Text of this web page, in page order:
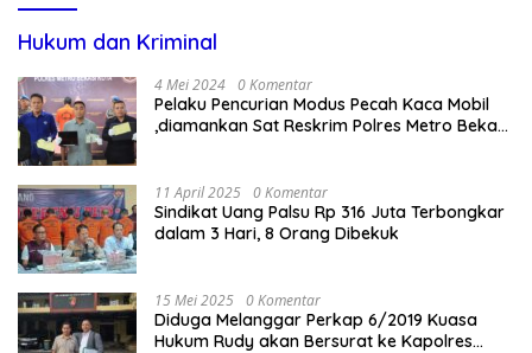
Hukum dan Kriminal
4 Mei 2024 0 Komentar
Pelaku Pencurian Modus Pecah Kaca Mobil
,diamankan Sat Reskrim Polres Metro Bekasi
11 April 2025 0 Komentar
Sindikat Uang Palsu Rp 316 Juta Terbongkar
dalam 3 Hari, 8 Orang Dibekuk
15 Mei 2025 0 Komentar
Diduga Melanggar Perkap 6/2019 Kuasa
Hukum Rudy akan Bersurat ke Kapolres